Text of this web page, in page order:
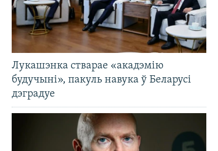
Лукашэнка стварае «акадэмію
будучыні», пакуль навука ў Беларусі
дэградуе